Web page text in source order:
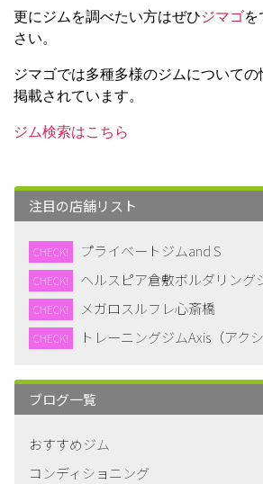
更にジムを調べたい方はぜひジマゴを
さい。
ジマゴでは多種多様のジムについての
掲載されています。
ジム検索はこちら
注目の店舗リスト
CHECK! プライベートジムand S
CHECK! ヘルスピア倉敷ボルダリング
CHECK! メガロスルフレ心斎橋
CHECK! トレーニングジムAxis（アク
ブログ一覧
おすすめジム
コンディショニング